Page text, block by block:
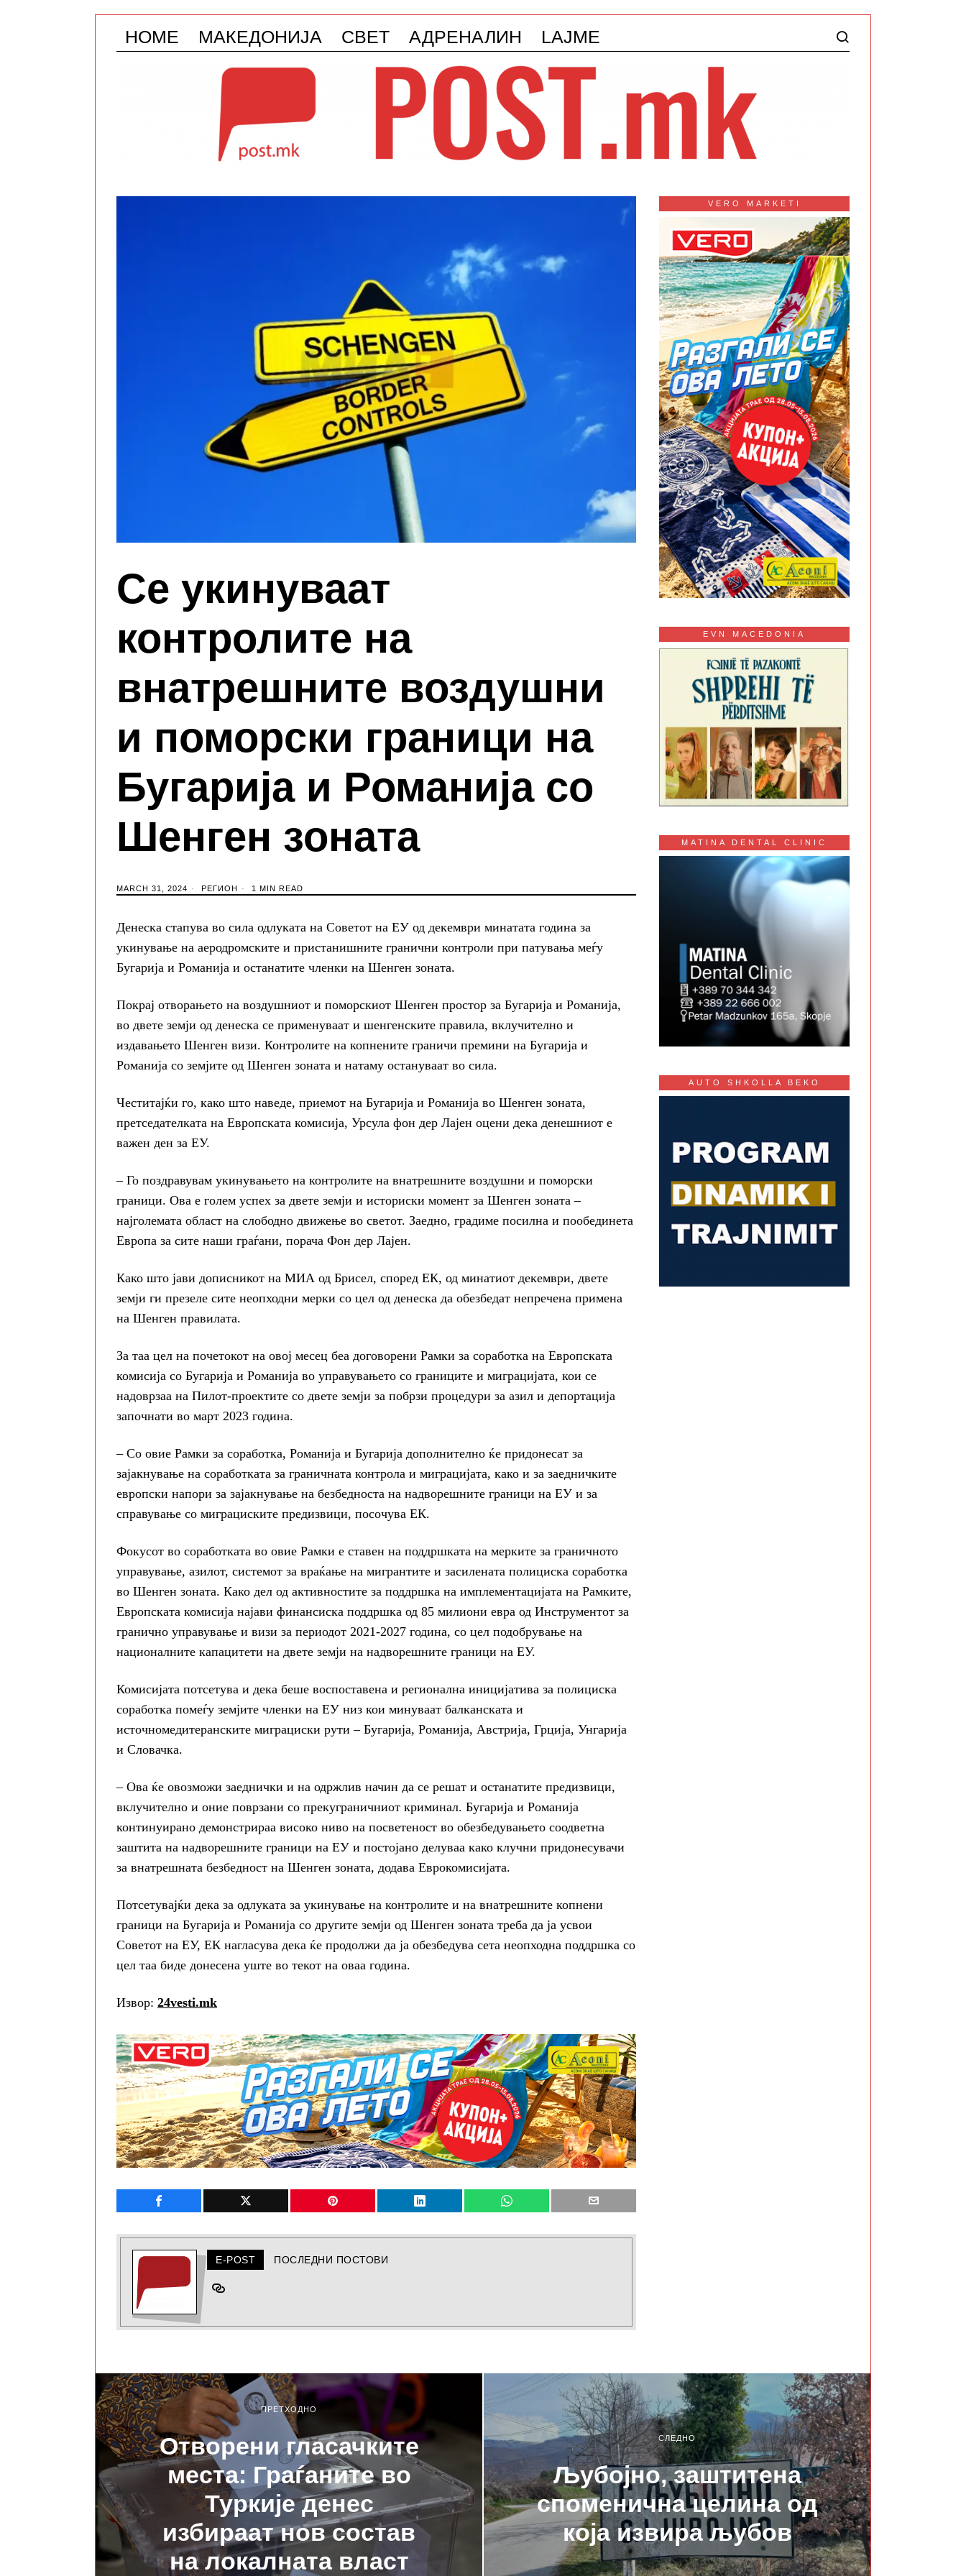
HOME МАКЕДОНИЈА СВЕТ АДРЕНАЛИН LAJME
Се укинуваат
контролите на
внатрешните воздушни
и поморски граници на
Бугарија и Романија со
Шенген зоната
MARCH 31, 2024 РЕГИОН 1 MIN READ
Денеска стапува во сила одлуката на Советот на ЕУ од декември минатата година за
укинување на аеродромските и пристанишните гранични контроли при патувања меѓу
Бугарија и Романија и останатите членки на Шенген зоната.
Покрај отворањето на воздушниот и поморскиот Шенген простор за Бугарија и Романија,
во двете земји од денеска се применуваат и шенгенските правила, вклучително и
издавањето Шенген визи. Контролите на копнените граничи премини на Бугарија и
Романија со земјите од Шенген зоната и натаму остануваат во сила.
Честитајќи го, како што наведе, приемот на Бугарија и Романија во Шенген зоната,
претседателката на Европската комисија, Урсула фон дер Лајен оцени дека денешниот е
важен ден за ЕУ.
– Го поздравувам укинувањето на контролите на внатрешните воздушни и поморски
граници. Ова е голем успех за двете земји и историски момент за Шенген зоната –
најголемата област на слободно движење во светот. Заедно, градиме посилна и пообединета
Европа за сите наши граѓани, порача Фон дер Лајен.
Како што јави дописникот на МИА од Брисел, според ЕК, од минатиот декември, двете
земји ги презеле сите неопходни мерки со цел од денеска да обезбедат непречена примена
на Шенген правилата.
За таа цел на почетокот на овој месец беа договорени Рамки за соработка на Европската
комисија со Бугарија и Романија во управувањето со границите и миграцијата, кои се
надоврзаа на Пилот-проектите со двете земји за побрзи процедури за азил и депортација
започнати во март 2023 година.
– Со овие Рамки за соработка, Романија и Бугарија дополнително ќе придонесат за
зајакнување на соработката за граничната контрола и миграцијата, како и за заедничките
европски напори за зајакнување на безбедноста на надворешните граници на ЕУ и за
справување со миграциските предизвици, посочува ЕК.
Фокусот во соработката во овие Рамки е ставен на поддршката на мерките за граничното
управување, азилот, системот за враќање на мигрантите и засилената полициска соработка
во Шенген зоната. Како дел од активностите за поддршка на имплементацијата на Рамките,
Европската комисија најави финансиска поддршка од 85 милиони евра од Инструментот за
гранично управување и визи за периодот 2021-2027 година, со цел подобрување на
националните капацитети на двете земји на надворешните граници на ЕУ.
Комисијата потсетува и дека беше воспоставена и регионална иницијатива за полициска
соработка помеѓу земјите членки на ЕУ низ кои минуваат балканската и
источномедитеранските миграциски рути – Бугарија, Романија, Австрија, Грција, Унгарија
и Словачка.
– Ова ќе овозможи заеднички и на одржлив начин да се решат и останатите предизвици,
вклучително и оние поврзани со прекуграничниот криминал. Бугарија и Романија
континуирано демонстрираа високо ниво на посветеност во обезбедувањето соодветна
заштита на надворешните граници на ЕУ и постојано делуваа како клучни придонесувачи
за внатрешната безбедност на Шенген зоната, додава Еврокомисијата.
Потсетувајќи дека за одлуката за укинување на контролите и на внатрешните копнени
граници на Бугарија и Романија со другите земји од Шенген зоната треба да ја усвои
Советот на ЕУ, ЕК нагласува дека ќе продолжи да ја обезбедува сета неопходна поддршка со
цел таа биде донесена уште во текот на оваа година.
Извор: 24vesti.mk
E-POST ПОСЛЕДНИ ПОСТОВИ
VERO MARKETI
EVN MACEDONIA
MATINA DENTAL CLINIC
AUTO SHKOLLA BEKO
ПРЕТХОДНО
Отворени гласачките
места: Граѓаните во
Туркије денес
избираат нов состав
на локалната власт
СЛЕДНО
Љубојно, заштитена
споменична целина од
која извира љубов